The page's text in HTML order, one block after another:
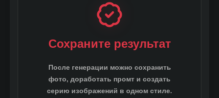
Сохраните результат
После генерации можно сохранить
фото, доработать промт и создать
серию изображений в одном стиле.